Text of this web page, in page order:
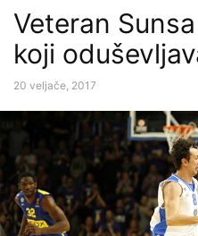
Veteran
koji
20 veljače, 2017